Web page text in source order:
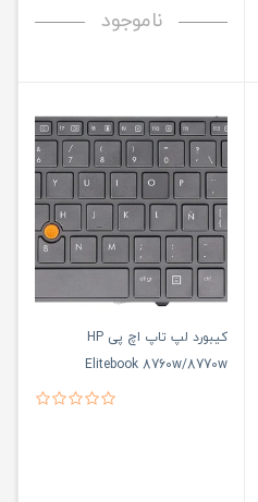
ناموجود
کیبورد لپ تاپ اچ پی HP
Elitebook 8760w/8770w